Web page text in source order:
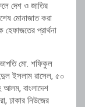
দেশ ও জাতির
মোনাজাত করা
প্রার্থনা
মো. শফিকুল
ইসলাম রাসেল, ৫০
আলম, বাংলাদেশ
ঢাকার নিউজের